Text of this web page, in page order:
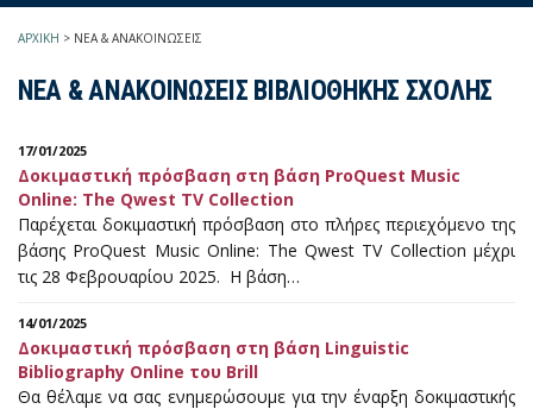
ΑΡΧΙΚΗ > ΝΕΑ & ΑΝΑΚΟΙΝΩΣΕΙΣ
ΝΕΑ & ΑΝΑΚΟΙΝΩΣΕΙΣ ΒΙΒΛΙΟΘΗΚΗΣ ΣΧΟΛΗΣ
17/01/2025
Δοκιμαστική πρόσβαση στη βάση ProQuest Music
Online: The Qwest TV Collection
Παρέχεται δοκιμαστική πρόσβαση στο πλήρες περιεχόμενο της
βάσης ProQuest Music Online: The Qwest TV Collection μέχρι
τις 28 Φεβρουαρίου 2025. Η βάση…
14/01/2025
Δοκιμαστική πρόσβαση στη βάση Linguistic
Bibliography Online του Brill
Θα θέλαμε να σας ενημερώσουμε για την έναρξη δοκιμαστικής